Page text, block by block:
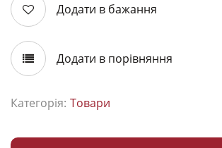
Додати в бажання
Додати в порівняння
Категорія: Товари